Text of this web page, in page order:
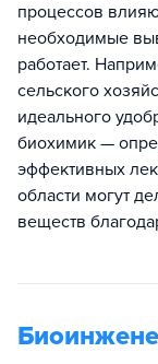
процессов
необходимые
работает.
сельского
идеального
биохимик —
эффективных
области могут
веществ